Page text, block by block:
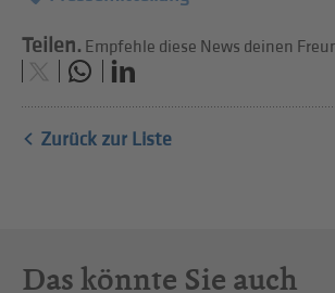
Teilen. Empfehle diese News deinen
Zurück zur Liste
Das könnte Sie auch